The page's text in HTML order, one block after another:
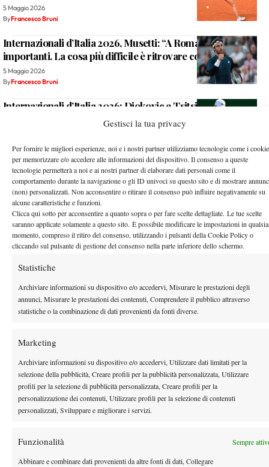
Gestisci la tua privacy
Per fornire le migliori esperienze, noi e i nostri partner utilizziamo tecnologie come i cookie
per memorizzare e/o accedere alle informazioni del dispositivo. Il consenso a queste
tecnologie permetterà a noi e ai nostri partner di elaborare dati personali come il
comportamento durante la navigazione o gli ID univoci su questo sito e di mostrare
(non) personalizzati. Non acconsentire o ritirare il consenso può influire negativamente su
alcune caratteristiche e funzioni.
Clicca qui sotto per acconsentire a quanto sopra o per fare scelte dettagliate. Le tue scelte
saranno applicate solamente a questo sito. È possibile modificare le impostazioni in
momento, compreso il ritiro del consenso, utilizzando i pulsanti della Cookie Policy o
cliccando sul pulsante di gestione del consenso nella parte inferiore dello schermo.
Statistiche
Archiviare informazioni su dispositivo e/o accedervi, Misurare le prestazioni degli
annunci, Misurare le prestazioni dei contenuti, Comprendere il pubblico attraverso
statistiche o la combinazione di dati provenienti da fonti diverse.
Marketing
Archiviare informazioni su dispositivo e/o accedervi, Utilizzare dati limitati per la
selezione della pubblicità, Creare profili per la pubblicità personalizzata, Utilizzare
profili per la selezione di pubblicità personalizzata, Creare profili per la
personalizzazione dei contenuti, Utilizzare profili per la selezione di contenuti
personalizzati, Sviluppare e migliorare i servizi.
Funzionalità Sempre
Abbinare e combinare dati provenienti da altre fonti di dati, Collegare
5 Maggio 2026
ByFrancesco Bruni
Internazionali d’Italia 2026, Musetti: “A Roma con stimoli
importanti. La cosa più difficile è ritrovare continuità”
5 Maggio 2026
ByFrancesco Bruni
Internazionali d’Italia 2026: Djokovic e Tsitsipas si
alleneranno in Piazza del Popolo
Francesco Bruni
Internazionali d’Italia 2026, Pellegrino avanza nelle
qualificazioni: battuto Gaston in due set
4 Maggio 2026
Francesco Bruni
Internazionali d’Italia 2026, Musetti: “I nuovi giovani sono
uno stimolo. Il pubblico? Voglio sentire l’affetto”
Francesco Bruni
Michael Zheng stato eletto miglior tennista a livello college
per il terzo anno consecutivo (FOTO)
Internazionali d’Italia 2026: Bondioli accede alle
qualificazioni: “Devo continuare così, livello altissimo”
1 Maggio 2026
Francesco Bruni
Francesco Bruni